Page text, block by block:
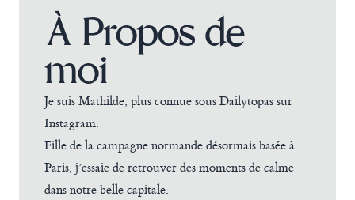
À Propos de
moi
Je suis Mathilde, plus connue sous Dailytopas sur
Instagram.
Fille de la campagne normande désormais basée à
Paris, j’essaie de retrouver des moments de calme
dans notre belle capitale.